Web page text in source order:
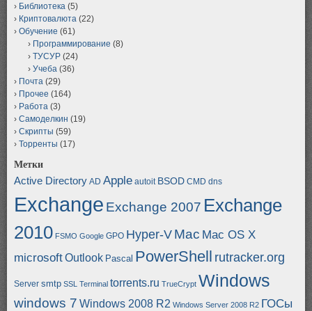
Библиотека (5)
Криптовалюта (22)
Обучение (61)
Программирование (8)
ТУСУР (24)
Учеба (36)
Почта (29)
Прочее (164)
Работа (3)
Самоделкин (19)
Скрипты (59)
Торренты (17)
Метки
Active Directory AD Apple autoit BSOD CMD dns
Exchange Exchange 2007 Exchange
2010 FSMO Google GPO Hyper-V Mac Mac OS X
microsoftOutlook Pascal PowerShell rutracker.org
Server smtp SSL Terminal torrents.ru TrueCrypt Windows
windows 7 Windows 2008 R2 Windows Server 2008 R2 ГОСы